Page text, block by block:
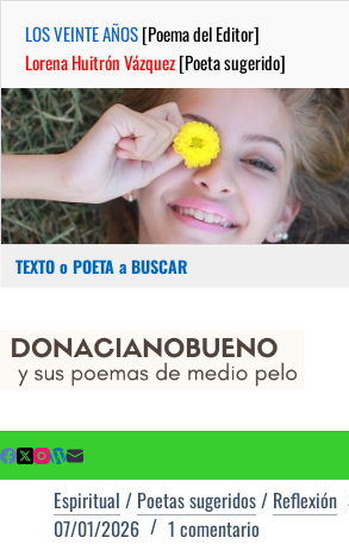
LOS VEINTE AÑOS[Poema del Editor]
Lorena Huitrón Vázquez[Poeta sugerido]
Buscar:
contenido
Espiritual / Poetas sugeridos/ Reflexión
07/01/2026
1 comentario